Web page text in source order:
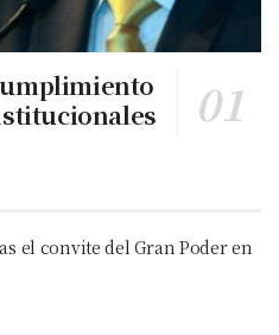
el convite del Gran Poder en